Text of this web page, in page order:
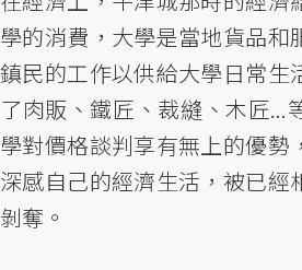
學的消費，大學是當地貨品和
鎮民的工作以供給大學日常生
了肉販、鐵匠、裁縫、木匠...
學對價格談判享有無上的優勢
深感自己的經濟生活，被已經
剝奪。